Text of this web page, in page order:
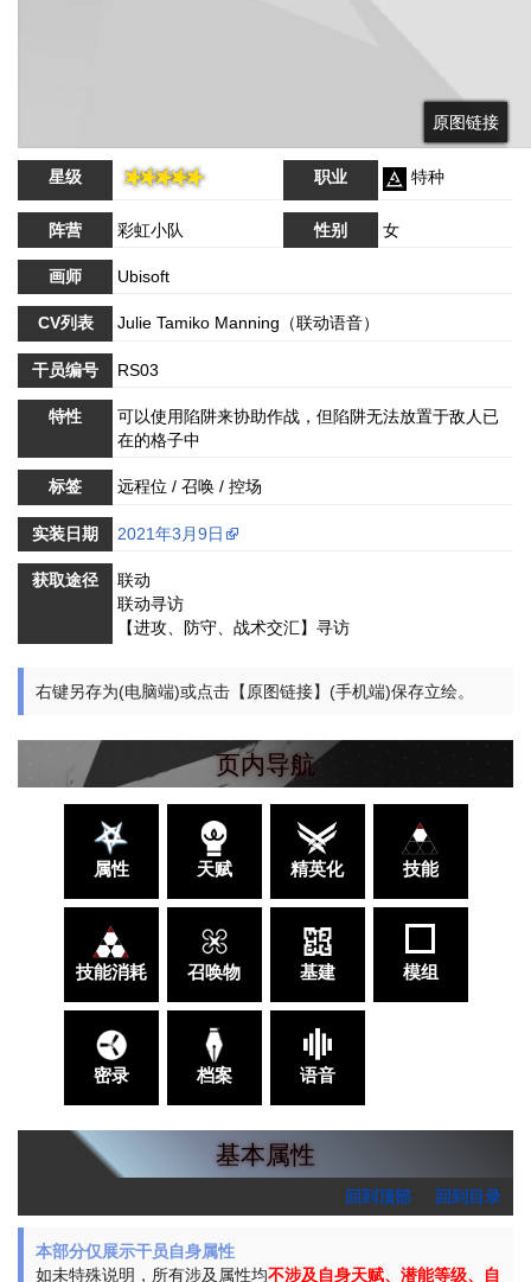
原图链接
原图链接
星级 职业 特种
阵营 彩虹小队 性别 女
画师 Ubisoft
CV列表 Julie Tamiko Manning（联动语音）
干员编号 RS03
特性
可以使用陷阱来协助作战，但陷阱无法放置于敌人已
在的格子中
标签 远程位 / 召唤 / 控场
实装日期 2021年3月9日
获取途径
联动
联动寻访
【进攻、防守、战术交汇】寻访
右键另存为(电脑端)或点击【原图链接】(手机端)保存立绘。
页内导航
属性 天赋 精英化 技能
技能消耗 召唤物 基建 模组
密录 档案 语音
基本属性
回到顶部 回到目录
本部分仅展示干员自身属性
如未特殊说明，所有涉及属性均不涉及自身天赋、潜能等级、自